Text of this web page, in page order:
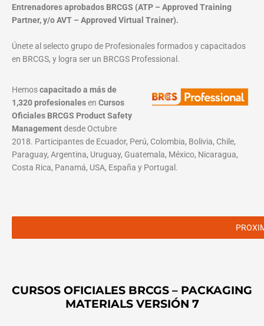
Entrenadores aprobados BRCGS (ATP – Approved Training
Partner, y/o AVT – Approved Virtual Trainer).
Únete al selecto grupo de Profesionales formados y capacitados
en BRCGS, y logra ser un BRCGS Professional.
Hemoscapacitado a más de
1,320 profesionalesen Cursos
Oficiales BRCGS Product Safety
Managementdesde Octubre
2018. Participantes de Ecuador, Perú, Colombia, Bolivia, Chile,
Paraguay, Argentina, Uruguay, Guatemala, México, Nicaragua,
Costa Rica, Panamá, USA, España y Portugal.
CURSOS OFICIALES BRCGS – PACKAGING
MATERIALS VERSIÓN 7